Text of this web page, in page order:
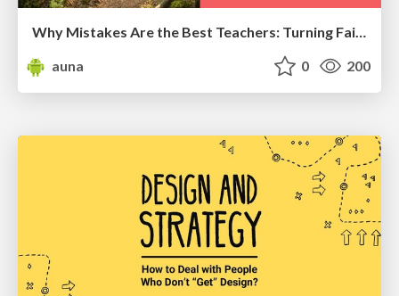
Why Mistakes Are the Best Teachers: Turning Failure into a Pathway for Growth
auna
0 200